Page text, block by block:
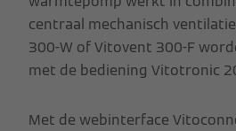
centraal mechanisch
300-W of Vitovent 300-F
met de bediening Vitotronic
Met de webinterface